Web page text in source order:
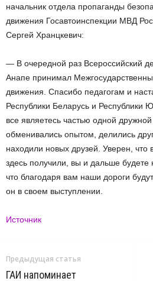
начальник отдела пропаганды
движения Госавтоинспекции МВД
Сергей Хранцкевич:
— В очередной раз Всероссийский
Анапе принимал
движения. Спасибо педагогам и
Республики Беларусь и Республики
все являетесь частью одной
обменивались опытом, делились
находили новых друзей. Уверен, что
здесь получили, вы и дальше будете
что благодаря вам наши дороги
он в своем выступлении.
Источник
Предыдущая статья
ГАИ напоминает